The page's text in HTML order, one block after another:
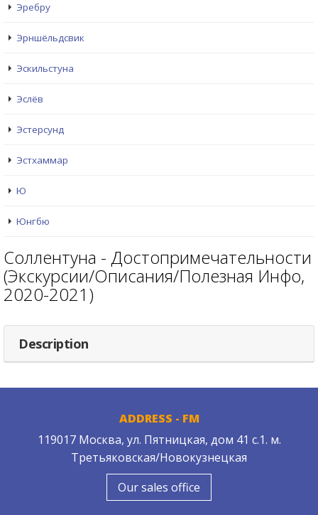
Эребру
Эрншёльдсвик
Эскильстуна
Эслёв
Эстерсунд
Эстхаммар
Ю
Юнгбю
Соллентуна - Достопримечательности
(Экскурсии/Описания/Полезная Инфо,
2020-2021)
Description
ADDRESS - FM
119017 Москва, ул. Пятницкая, дом 41 с.1. м.
Третьяковская/Новокузнецкая
Our sales office